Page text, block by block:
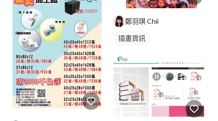
鄭羽琪 Chii
插畫資訊